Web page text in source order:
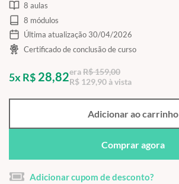
8 aulas
8 módulos
Última atualização 30/04/2026
Certificado de conclusão de curso
5x R$ 28,82eraR$ 159,00
R$ 129,90 à vista
Adicionar ao carrinho
Comprar agora
Adicionar cupom de desconto?